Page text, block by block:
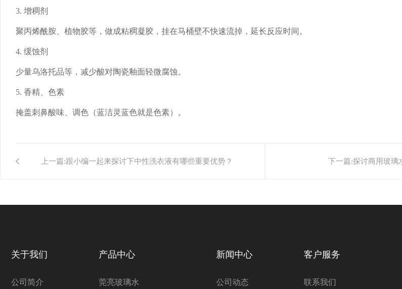
3. 增稠剂
聚丙烯酰胺、植物胶等，做成粘稠凝胶，挂在马桶壁不快速流掉，延长反应时间。
4. 缓蚀剂
少量乌洛托品等，减少酸对陶瓷釉面轻微腐蚀。
5. 香精、色素
掩盖刺鼻酸味、调色（蓝洁灵蓝色就是色素）。
上一篇:跟小编一起来探讨下中性洗衣液有哪些重要优势？ 下一篇:探讨商用玻璃
关于我们
公司简介
产品中心
莞亮玻璃水
新闻中心
公司动态
客户服务
联系我们